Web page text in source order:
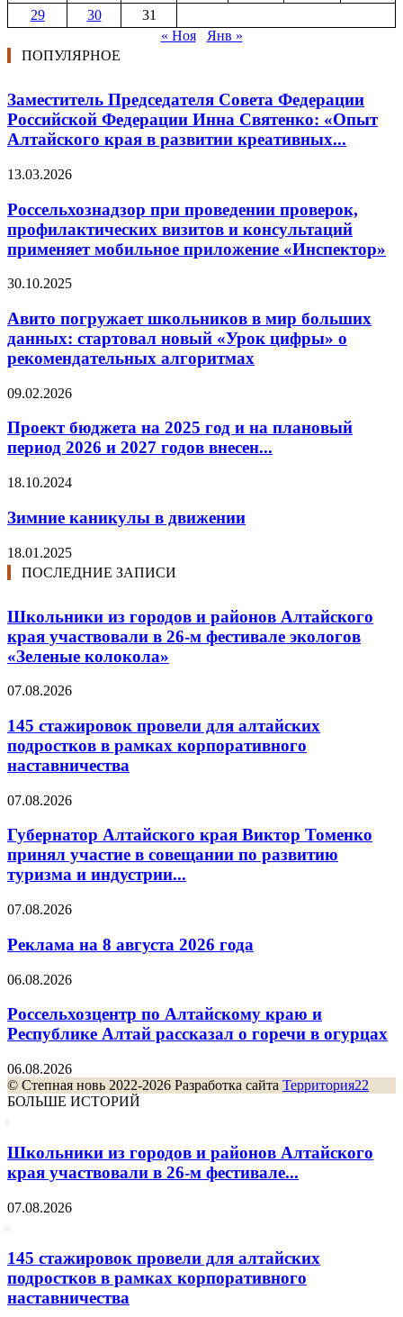
29
30
31
« Ноя
Янв »
ПОПУЛЯРНОЕ
Заместитель Председателя Совета Федерации
Российской Федерации Инна Святенко: «Опыт
Алтайского края в развитии креативных...
13.03.2026
Россельхознадзор при проведении проверок,
профилактических визитов и консультаций
применяет мобильное приложение «Инспектор»
30.10.2025
Авито погружает школьников в мир больших
данных: стартовал новый «Урок цифры» о
рекомендательных алгоритмах
09.02.2026
Проект бюджета на 2025 год и на плановый
период 2026 и 2027 годов внесен...
18.10.2024
Зимние каникулы в движении
18.01.2025
ПОСЛЕДНИЕ ЗАПИСИ
Школьники из городов и районов Алтайского
края участвовали в 26-м фестивале экологов
«Зеленые колокола»
07.08.2026
145 стажировок провели для алтайских
подростков в рамках корпоративного
наставничества
07.08.2026
Губернатор Алтайского края Виктор Томенко
принял участие в совещании по развитию
туризма и индустрии...
07.08.2026
Реклама на 8 августа 2026 года
06.08.2026
Россельхозцентр по Алтайскому краю и
Республике Алтай рассказал о горечи в огурцах
06.08.2026
© Степная новь 2022-2026 Разработка сайта Территория22
БОЛЬШЕ ИСТОРИЙ
Школьники из городов и районов Алтайского
края участвовали в 26-м фестивале...
07.08.2026
145 стажировок провели для алтайских
подростков в рамках корпоративного
наставничества